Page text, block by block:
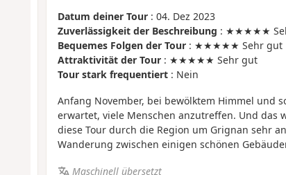
Datum deiner Tour: 04. Dez 2023
Zuverlässigkeit der Beschreibung : ★★★★★
Bequemes Folgen der Tour: ★★★★★ Sehr gut
Attraktivität der Tour: ★★★★★ Sehr gut
Tour stark frequentiert: Nein
Anfang November, bei bewölktem Himmel und
erwartet, viele Menschen anzutreffen. Und das
diese Tour durch die Region um Grignan sehr
Wanderung zwischen einigen schönen
Maschinell übersetzt